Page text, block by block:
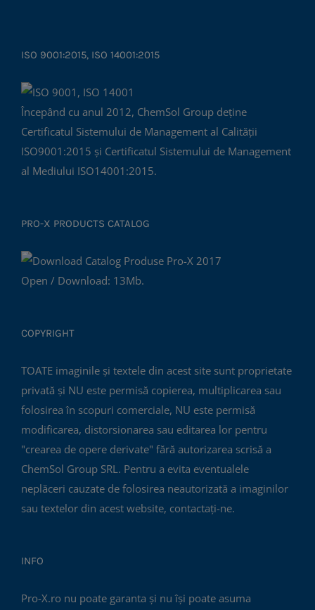
ISO 9001:2015, ISO 14001:2015
Începând cu anul 2012, ChemSol Group deține
Certificatul Sistemului de Management al Calității
ISO9001:2015 și Certificatul Sistemului de Management
al Mediului ISO14001:2015.
PRO-X PRODUCTS CATALOG
Open / Download: 13Mb.
COPYRIGHT
TOATE imaginile și textele din acest site sunt proprietate
privată și NU este permisă copierea, multiplicarea sau
folosirea în scopuri comerciale, NU este permisă
modificarea, distorsionarea sau editarea lor pentru
"crearea de opere derivate" fără autorizarea scrisă a
ChemSol Group SRL. Pentru a evita eventualele
neplăceri cauzate de folosirea neautorizată a imaginilor
sau textelor din acest website, contactați-ne.
INFO
Pro-X.ro nu poate garanta și nu își poate asuma